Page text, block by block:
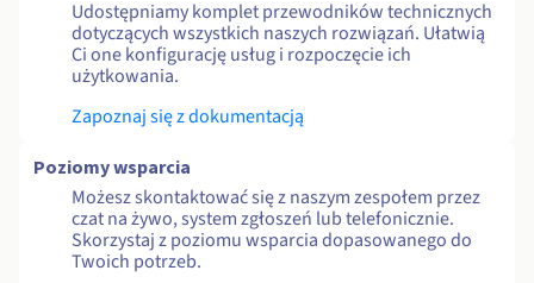
Udostępniamy komplet przewodników technicznych
dotyczących wszystkich naszych rozwiązań. Ułatwią
Ci one konfigurację usług i rozpoczęcie ich
użytkowania.
Zapoznaj się z dokumentacją
Poziomy wsparcia
Możesz skontaktować się z naszym zespołem przez
czat na żywo, system zgłoszeń lub telefonicznie.
Skorzystaj z poziomu wsparcia dopasowanego do
Twoich potrzeb.